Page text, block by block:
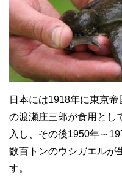
日本には1918年に東京
の渡瀬庄三郎が食用とし
入し、その後1950年～
数百トンのウシガエルが
す。